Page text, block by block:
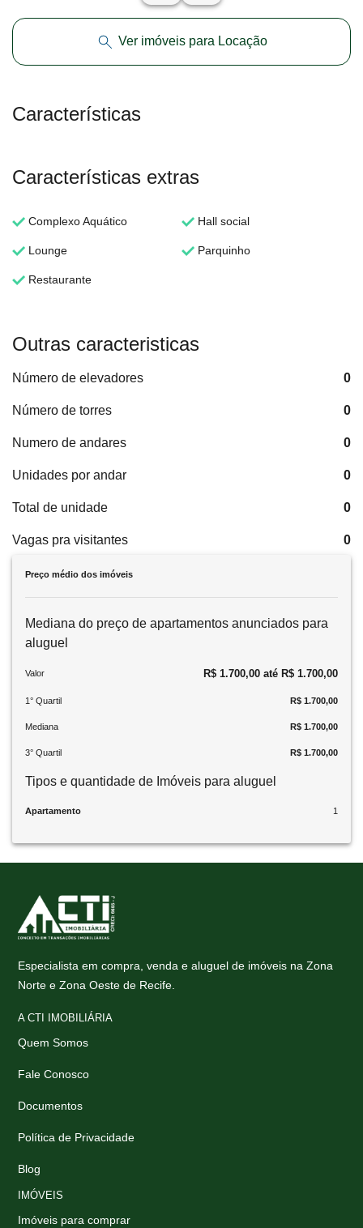
Ver imóveis para Locação
Características
Características extras
Complexo Aquático Hall social
Lounge Parquinho
Restaurante
Outras caracteristicas
Número de elevadores 0
Número de torres 0
Numero de andares 0
Unidades por andar 0
Total de unidade 0
Vagas pra visitantes 0
Preço médio dos imóveis
Mediana do preço de apartamentos anunciados para
aluguel
Valor R$ 1.700,00 até R$ 1.700,00
1° Quartil R$ 1.700,00
Mediana R$ 1.700,00
3° Quartil R$ 1.700,00
Tipos e quantidade de Imóveis para aluguel
Apartamento 1
Especialista em compra, venda e aluguel de imóveis na Zona
Norte e Zona Oeste de Recife.
A CTI IMOBILIÁRIA
Quem Somos
Fale Conosco
Documentos
Política de Privacidade
Blog
IMÓVEIS
Imóveis para comprar